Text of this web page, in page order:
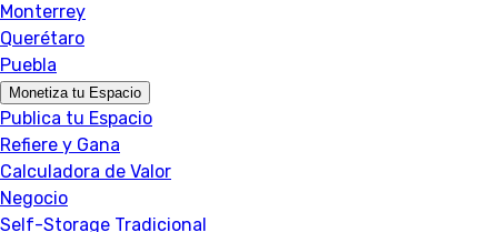
Monterrey
Querétaro
Puebla
Monetiza tu Espacio
Publica tu Espacio
Refiere y Gana
Calculadora de Valor
Negocio
Self-Storage Tradicional